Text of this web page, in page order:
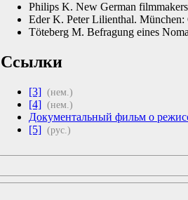
Philips K. New German
Eder K. Peter Lilienthal. München:
Töteberg M. Befragung eines
Ссылки
[3] (нем.)
[4] (нем.)
Документальный фильм о
[5] (рус.)